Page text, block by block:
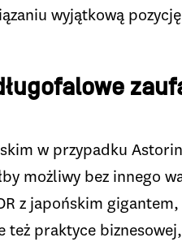
wyjątkową
w przypadku
możliwy bez innego
z japońskim gigantem,
praktyce